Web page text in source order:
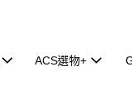
ACS選物+